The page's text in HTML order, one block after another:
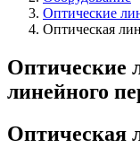
Оптические
Оптическая
Оптические
линейного
Оптическая